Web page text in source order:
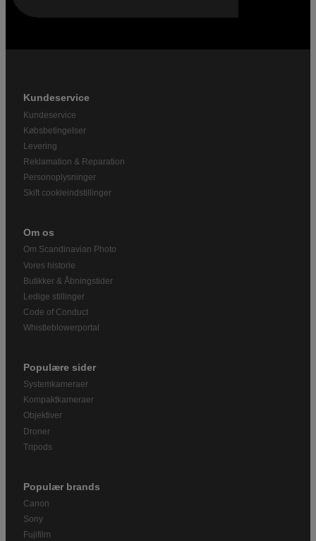
Kundeservice
Kundeservice
Købsbetingelser
Levering
Reklamation & Reparation
Personoplysninger
Skift cookieindstillinger
Om os
Om Scandinavian Photo
Vores historie
Butikker & Åbningstider
Ledige stillinger
Code of Conduct
Whistleblowerportal
Populære sider
Systemkameraer
Kompaktkameraer
Objektiver
Droner
Tripods
Populær brands
Canon
Sony
Fujifilm